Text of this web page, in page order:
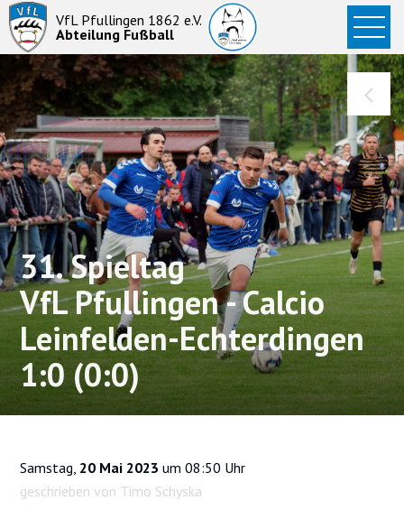
VfL Pfullingen 1862 e.V.
Abteilung Fußball
Startseite
News
Aktive
Junioren
Abteilung
31. Spieltag
VfL Pfullingen - Calcio
Leinfelden-Echterdingen
1:0 (0:0)
Samstag, 20 Mai 2023 um 08:50 Uhr
geschrieben von Timo Schyska